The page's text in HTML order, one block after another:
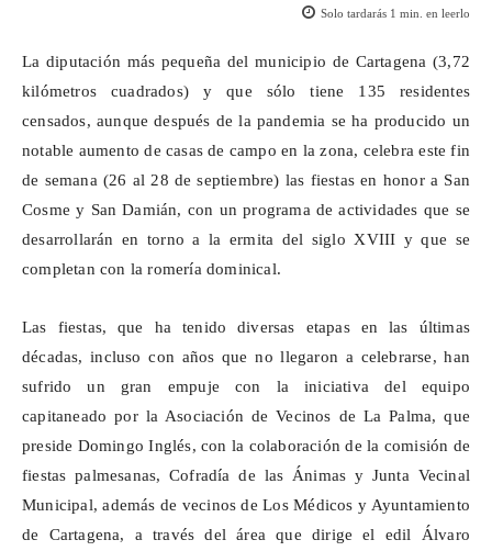
Solo tardarás 1 min. en leerlo
La diputación más pequeña del municipio de Cartagena (3,72
kilómetros cuadrados) y que sólo tiene 135 residentes
censados, aunque después de la pandemia se ha producido un
notable aumento de casas de campo en la zona, celebra este fin
de semana (26 al 28 de septiembre) las fiestas en honor a San
Cosme y San Damián, con un programa de actividades que se
desarrollarán en torno a la ermita del siglo XVIII y que se
completan con la romería dominical.
Las fiestas, que ha tenido diversas etapas en las últimas
décadas, incluso con años que no llegaron a celebrarse, han
sufrido un gran empuje con la iniciativa del equipo
capitaneado por la Asociación de Vecinos de La Palma, que
preside Domingo Inglés, con la colaboración de la comisión de
fiestas palmesanas, Cofradía de las Ánimas y Junta Vecinal
Municipal, además de vecinos de Los Médicos y Ayuntamiento
de Cartagena, a través del área que dirige el edil Álvaro